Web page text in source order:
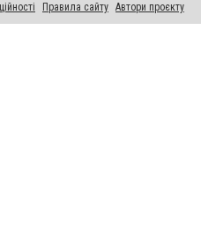
Правила сайту Автори проєкту